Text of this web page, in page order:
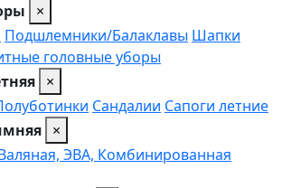
×
Подшлемники/Балаклавы Шапки
головные уборы
×
Сандалии Сапоги летние
×
ЭВА, Комбинированная